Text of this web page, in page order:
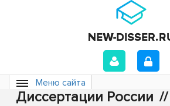
Меню сайта
Диссертации России //